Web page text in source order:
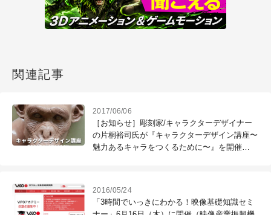
関連記事
2017/06/06
［お知らせ］彫刻家/キャラクターデザイナー
の片桐裕司氏が『キャラクターデザイン講座〜
魅力あるキャラをつくるために〜』を開催
2016/05/24
「3時間でいっきにわかる！映像基礎知識セミ